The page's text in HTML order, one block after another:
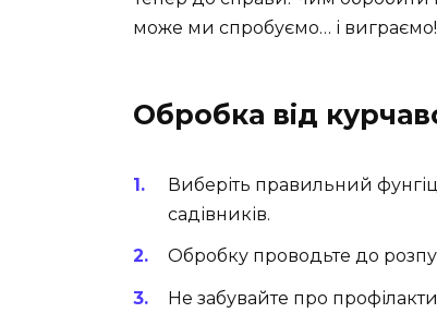
може ми спробуємо… і виграємо!
Обробка від
Виберіть правильний
садівників.
Обробку проводьте до
Не забувайте про